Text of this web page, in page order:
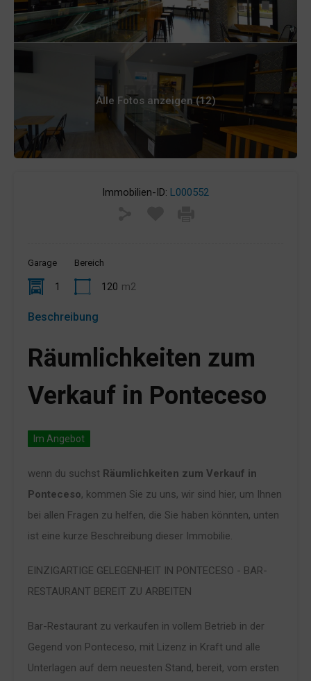
Alle Fotos anzeigen (12)
Immobilien-ID: L000552
Garage
1
Bereich
120 m2
Beschreibung
Räumlichkeiten zum
Verkauf in Ponteceso
Im Angebot
wenn du suchst Räumlichkeiten zum Verkauf in
Ponteceso, kommen Sie zu uns, wir sind hier, um Ihnen
bei allen Fragen zu helfen, die Sie haben könnten, unten
ist eine kurze Beschreibung dieser Immobilie.
EINZIGARTIGE GELEGENHEIT IN PONTECESO - BAR-
RESTAURANT BEREIT ZU ARBEITEN
Bar-Restaurant zu verkaufen in vollem Betrieb in der
Gegend von Ponteceso, mit Lizenz in Kraft und alle
Unterlagen auf dem neuesten Stand, bereit, vom ersten